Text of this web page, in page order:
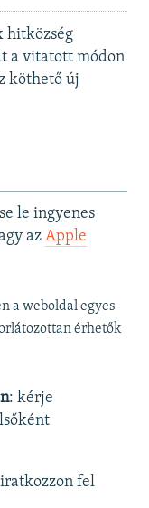
hitközség
a vitatott módon
köthető új
le ingyenes
az Apple
a weboldal egyes
érhetők
: kérje
fel